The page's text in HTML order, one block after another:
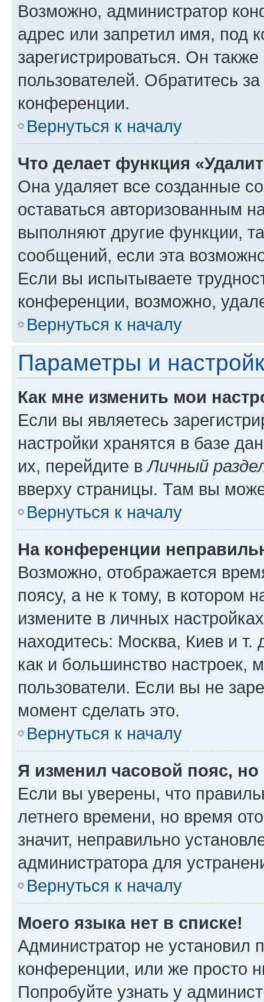
Возможно, администратор
адрес или запретил имя, под
зарегистрироваться. Он
пользователей. Обратитесь
конференции.
Вернуться к началу
Что делает функция
Она удаляет все созданные
оставаться авторизованным
выполняют другие функции,
сообщений, если эта
Если вы испытываете
конференции, возможно,
Вернуться к началу
Параметры и
Как мне изменить мои
Если вы являетесь
настройки хранятся в базе
их, перейдите вЛичный
вверху страницы. Там вы
Вернуться к началу
На конференции
Возможно, отображается
поясу, а не к тому, в котором
измените в личных
находитесь: Москва, Киев и т.
как и большинство настроек,
пользователи. Если вы не
момент сделать это.
Вернуться к началу
Я изменил часовой пояс,
Если вы уверены, что
летнего времени, но время
значит, неправильно
администратора для
Вернуться к началу
Моего языка нет в списке!
Администратор не установил
конференции, или же просто
Попробуйте узнать у